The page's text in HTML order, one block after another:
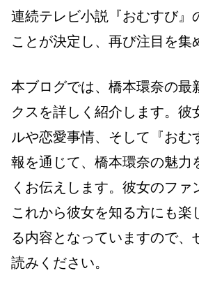
連続テレビ小説『おむすび』
ことが決定し、再び注目を集
本ブログでは、橋本環奈の最
クスを詳しく紹介します。彼
ルや恋愛事情、そして『おむ
報を通じて、橋本環奈の魅力
くお伝えします。彼女のファ
これから彼女を知る方にも楽
る内容となっていますので、
読みください。